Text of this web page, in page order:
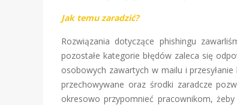
Jak temu zaradzić?
Rozwiązania dotyczące phishingu
pozostałe kategorie błędów zaleca się
osobowych zawartych w mailu i
przechowywane oraz środki zaradcze
okresowo przypomnieć pracownikom,